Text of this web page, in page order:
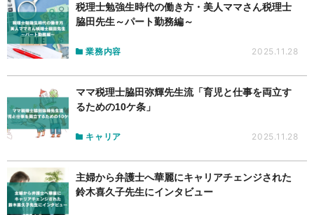
税理士勉強生時代の働き方・美人ママさん税理士
脇田先生～パート勤務編～
業務内容 2025.11.28
ママ税理士脇田弥輝先生流「育児と仕事を両立す
るための10ケ条」
キャリア 2025.11.28
主婦から弁護士へ華麗にキャリアチェンジされた
鈴木喜久子先生にインタビュー